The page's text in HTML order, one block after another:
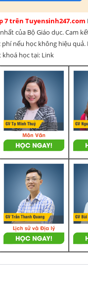
7 trên Tuyensinh247.com
của Bộ Giáo dục. Cam
nếu học không hiệu quả.
học tại: Link